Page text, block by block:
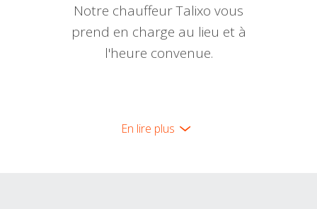
Notre chauffeur Talixo vous
prend en charge au lieu et à
l'heure convenue.
En lire plus